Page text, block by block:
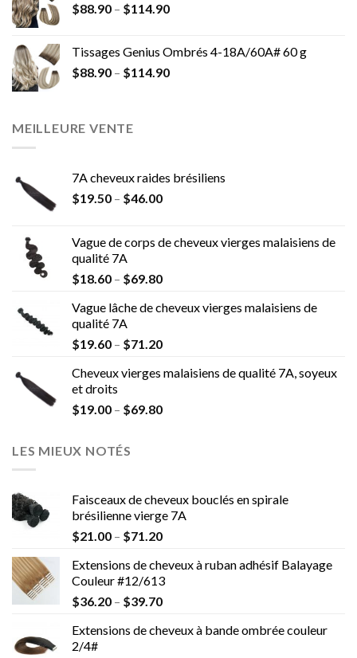
$88.90 – $114.90
Tissages Genius Ombrés 4-18A/60A# 60 g
$88.90 – $114.90
MEILLEURE VENTE
7A cheveux raides brésiliens
$19.50 – $46.00
Vague de corps de cheveux vierges malaisiens de
qualité 7A
$18.60 – $69.80
Vague lâche de cheveux vierges malaisiens de
qualité 7A
$19.60 – $71.20
Cheveux vierges malaisiens de qualité 7A, soyeux
et droits
$19.00 – $69.80
LES MIEUX NOTÉS
Faisceaux de cheveux bouclés en spirale
brésilienne vierge 7A
$21.00 – $71.20
Extensions de cheveux à ruban adhésif Balayage
Couleur #12/613
$36.20 – $39.70
Extensions de cheveux à bande ombrée couleur
2/4#